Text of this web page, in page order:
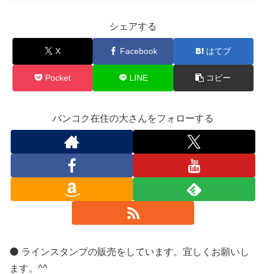
シェアする
X Facebook はてブ
Pocket LINE コピー
バンコク在住の大さんをフォローする
⚫️ ラインスタンプの販売をしています。宜しくお願いし
ます。^^